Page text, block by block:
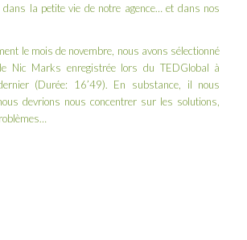
la petite vie de notre agence… et dans nos
le mois de novembre, nous avons sélectionné
Nic Marks enregistrée lors du TEDGlobal à
(Durée: 16’49). En substance, il nous
devrions nous concentrer sur les solutions,